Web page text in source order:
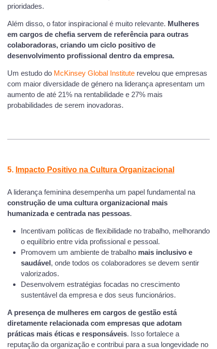
prioridades.
Além disso, o fator inspiracional é muito relevante. Mulheres
em cargos de chefia servem de referência para outras
colaboradoras, criando um ciclo positivo de
desenvolvimento profissional dentro da empresa.
Um estudo do McKinsey Global Institute revelou que empresas
com maior diversidade de género na liderança apresentam um
aumento de até 21% na rentabilidade e 27% mais
probabilidades de serem inovadoras.
5. Impacto Positivo na Cultura Organizacional
A liderança feminina desempenha um papel fundamental na
construção de uma cultura organizacional mais
humanizada e centrada nas pessoas.
Incentivam políticas de flexibilidade no trabalho, melhorando
o equilíbrio entre vida profissional e pessoal.
Promovem um ambiente de trabalho mais inclusivo e
saudável, onde todos os colaboradores se devem sentir
valorizados.
Desenvolvem estratégias focadas no crescimento
sustentável da empresa e dos seus funcionários.
A presença de mulheres em cargos de gestão está
diretamente relacionada com empresas que adotam
práticas mais éticas e responsáveis. Isso fortalece a
reputação da organização e contribui para a sua longevidade no